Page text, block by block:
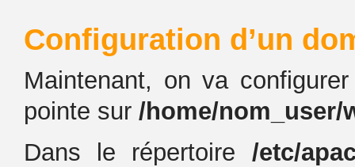
Configuration d’un
Maintenant, on va
pointe sur /home/nom_user/
Dans le répertoire /etc/